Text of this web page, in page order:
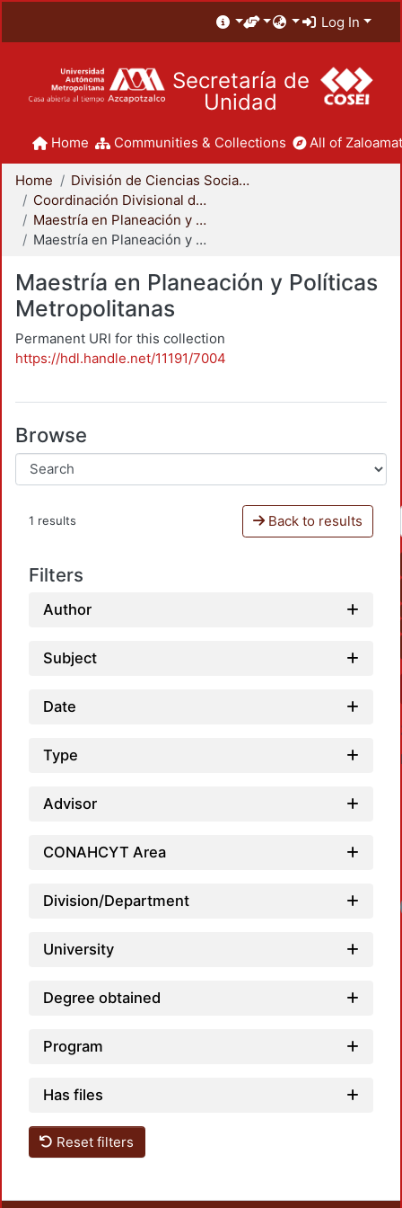
Log In
Secretaría de
Unidad
Home Communities & Collections All of
Home
División de Ciencias Sociales y Humanidades
Coordinación Divisional de Posgrado
Maestría en Planeación y Políticas Metropolitanas
Maestría en Planeación y Políticas Metropolitanas
Maestría en Planeación y Políticas
Metropolitanas
Permanent URI for this collection
https://hdl.handle.net/11191/7004
Browse
1 results Back to results
Filters
Author
Subject
Date
Type
Advisor
CONAHCYT Area
Division/Department
University
Degree obtained
Program
Has files
Reset filters